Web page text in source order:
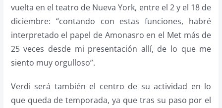
vuelta en el teatro de Nueva York, entre el 2 y el 18 de
diciembre: “contando con estas funciones, habré
interpretado el papel de Amonasro en el Met más de
25 veces desde mi presentación allí, de lo que me
siento muy orgulloso”.
Verdi será también el centro de su actividad en lo
que queda de temporada, ya que tras su paso por el